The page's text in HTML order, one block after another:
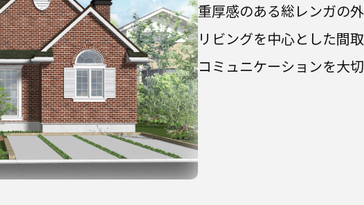
重厚感のある総レンガの外
リビングを中心とした間
コミュニケーションを大